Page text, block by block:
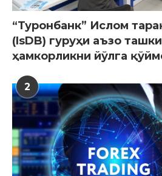
“Туронбанк” Ислом
(IsDB) гуруҳи аъзо
ҳамкорликни йўлга
2